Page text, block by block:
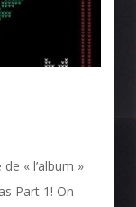
« l’album »
Part 1! On